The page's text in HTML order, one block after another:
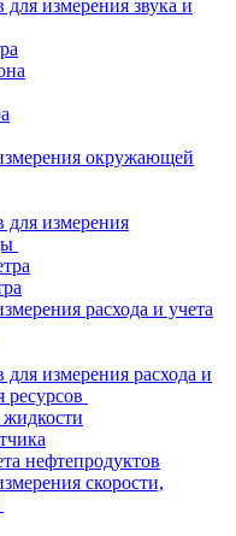
измерения звука и
окружающей
для измерения
расхода и учета
измерения расхода и
ресурсов
жидкости
нефтепродуктов
скорости,